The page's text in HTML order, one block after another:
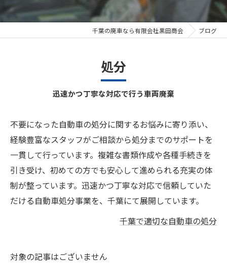
千葉の廃車なら有限会社黒田商会 ブログ
処分
迅速かつ丁寧な対応で行う車両廃棄
不要になった自動車の処分に関するお悩みに寄り添い、
経験豊富なスタッフがご相談から処分までのサポートを
一貫して行っています。複雑な書類作成や各種手続きを
引き受け、初めての方でも安心して進められる充実の体
制が整っています。迅速かつ丁寧な対応で信頼していた
だける自動車処分事業を、千葉にて展開しています。
千葉で適切な自動車の処分
対象の記事はございません